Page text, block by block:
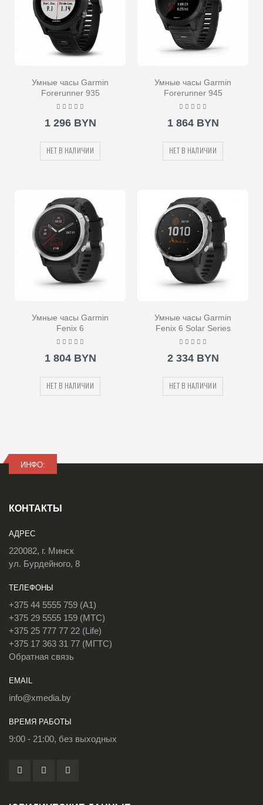
Умные часы Garmin
Forerunner 935
1 296 BYN
НЕТ В НАЛИЧИИ
Умные часы Garmin
Forerunner 945
1 864 BYN
НЕТ В НАЛИЧИИ
Умные часы Garmin
Fenix 6
1 804 BYN
НЕТ В НАЛИЧИИ
Умные часы Garmin
Fenix 6 Solar Series
2 334 BYN
НЕТ В НАЛИЧИИ
ИНФО:
КОНТАКТЫ
АДРЕС
220082, г. Минск
ул. Бурдейного, 8
ТЕЛЕФОНЫ
+375 44 5555 759 (A1)
+375 29 5555 159 (МТС)
+375 25 777 77 22 (Life)
+375 17 363 31 77 (МГТС)
Обратная связь
EMAIL
info@xmedia.by
ВРЕМЯ РАБОТЫ
9:00 - 21:00, без выходных